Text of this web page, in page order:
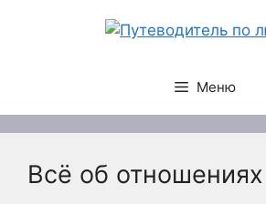
Меню
Всё об отношениях